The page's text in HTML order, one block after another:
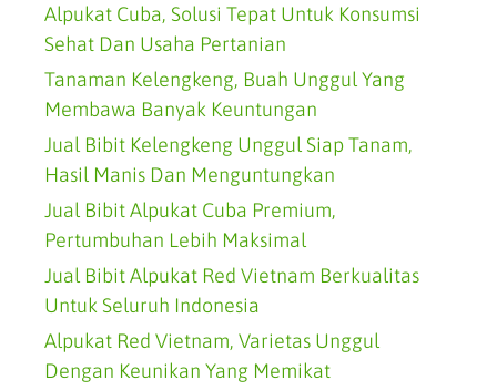
Alpukat Cuba, Solusi Tepat Untuk Konsumsi
Sehat Dan Usaha Pertanian
Tanaman Kelengkeng, Buah Unggul Yang
Membawa Banyak Keuntungan
Jual Bibit Kelengkeng Unggul Siap Tanam,
Hasil Manis Dan Menguntungkan
Jual Bibit Alpukat Cuba Premium,
Pertumbuhan Lebih Maksimal
Jual Bibit Alpukat Red Vietnam Berkualitas
Untuk Seluruh Indonesia
Alpukat Red Vietnam, Varietas Unggul
Dengan Keunikan Yang Memikat